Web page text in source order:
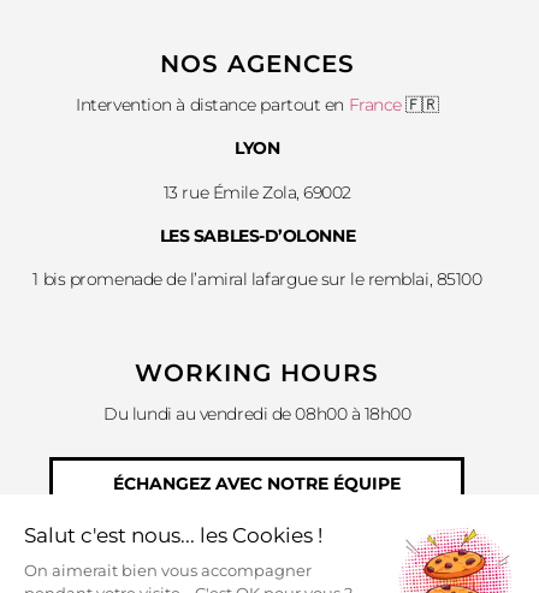
NOS AGENCES
Intervention à distance partout en France🇫🇷
LYON
13 rue Émile Zola, 69002
LES SABLES-D’OLONNE
1 bis promenade de l’amiral lafargue sur le remblai, 85100
WORKING HOURS
Du lundi au vendredi de 08h00 à 18h00
ÉCHANGEZ AVEC NOTRE ÉQUIPE